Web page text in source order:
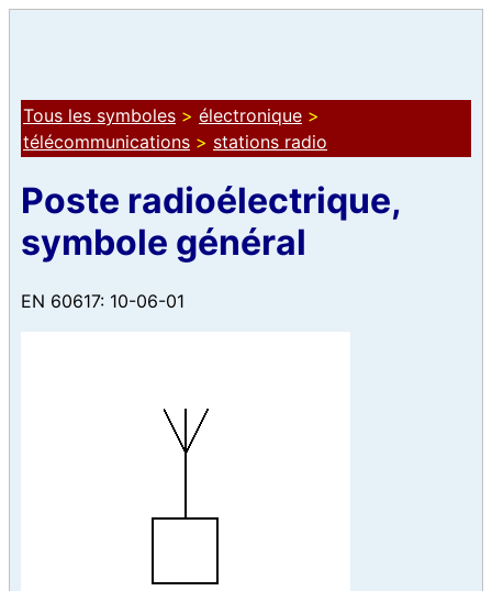
Tous les symboles > électronique >
télécommunications > stations radio
Poste radioélectrique,
symbole général
EN 60617: 10-06-01